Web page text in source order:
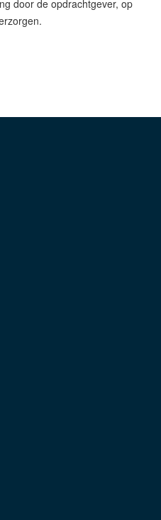
door de opdrachtgever, op